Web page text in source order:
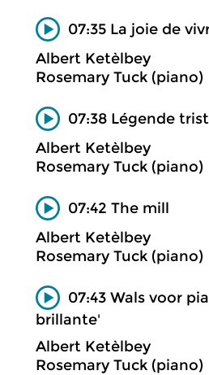
07:35 La joie de
Albert Ketèlbey
Rosemary Tuck (piano)
07:38 Légende
Albert Ketèlbey
Rosemary Tuck (piano)
07:42 The mill
Albert Ketèlbey
Rosemary Tuck (piano)
07:43 Wals voor
brillante'
Albert Ketèlbey
Rosemary Tuck (piano)